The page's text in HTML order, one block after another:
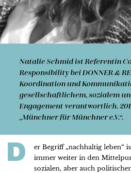
Natalie Schmid ist Referentin
Responsibility bei DONNER &
Koordination und
gesellschaftlichem, sozialem
Engagement verantwortlich.
„Münchner für Münchner e.V.“.
D
er Begriff „nachhaltig leben“
immer weiter in den
sozialen, aber auch